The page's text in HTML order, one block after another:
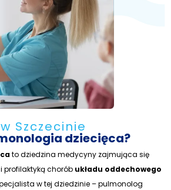
Szczecinie
dziecięca?
to dziedzina medycyny zajmująca się
profilaktyką chorób układu oddechowego
w tej dziedzinie – pulmonolog